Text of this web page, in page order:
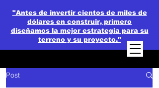
"Antes de invertir cientos de miles de
dólares en construir, primero
diseñamos la mejor estrategia para su
terreno y su proyecto."
Post